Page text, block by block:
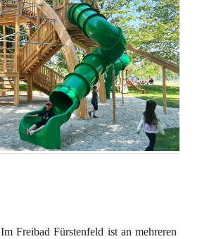
Im Freibad Fürstenfeld ist an mehreren